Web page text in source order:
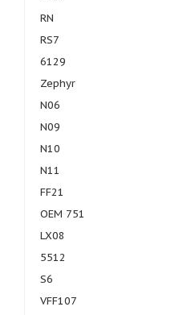
RN
RS7
6129
Zephyr
N06
N09
N10
N11
FF21
OEM 751
LX08
5512
S6
VFF107